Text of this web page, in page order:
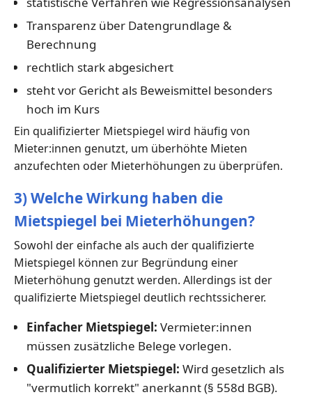
Transparenz über Datengrundlage &
Berechnung
rechtlich stark abgesichert
steht vor Gericht als Beweismittel besonders
hoch im Kurs
Ein qualifizierter Mietspiegel wird häufig von
Mieter:innen genutzt, um überhöhte Mieten
anzufechten oder Mieterhöhungen zu überprüfen.
3) Welche Wirkung haben die
Mietspiegel bei Mieterhöhungen?
Sowohl der einfache als auch der qualifizierte
Mietspiegel können zur Begründung einer
Mieterhöhung genutzt werden. Allerdings ist der
qualifizierte Mietspiegel deutlich rechtssicherer.
Einfacher Mietspiegel: Vermieter:innen
müssen zusätzliche Belege vorlegen.
Qualifizierter Mietspiegel: Wird gesetzlich als
"vermutlich korrekt" anerkannt (§ 558d BGB).